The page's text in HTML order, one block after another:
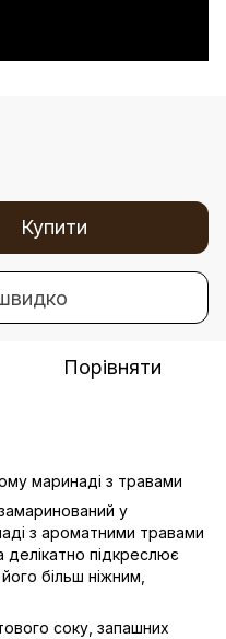
Купити
Порівняти
маринаді з травами
у
з ароматними травами
делікатно підкреслює
більш ніжним,
соку, запашних